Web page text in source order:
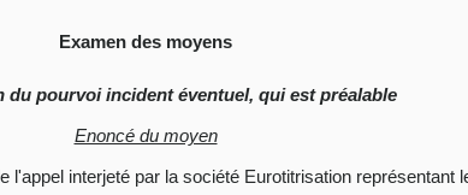
Examen des moyens
du pourvoi incident éventuel, qui est préalable
Enoncé du moyen
interjeté par la société Eurotitrisation représentant